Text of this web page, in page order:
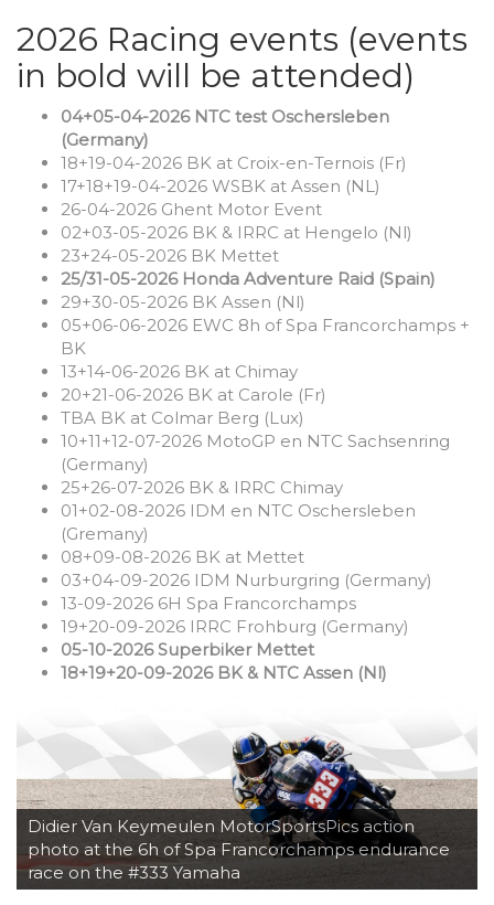
2026 Racing events (events
in bold will be attended)
04+05-04-2026 NTC test Oschersleben
(Germany)
18+19-04-2026 BK at Croix-en-Ternois (Fr)
17+18+19-04-2026 WSBK at Assen (NL)
26-04-2026 Ghent Motor Event
02+03-05-2026 BK & IRRC at Hengelo (Nl)
23+24-05-2026 BK Mettet
25/31-05-2026 Honda Adventure Raid (Spain)
29+30-05-2026 BK Assen (Nl)
05+06-06-2026 EWC 8h of Spa Francorchamps +
BK
13+14-06-2026 BK at Chimay
20+21-06-2026 BK at Carole (Fr)
TBA BK at Colmar Berg (Lux)
10+11+12-07-2026 MotoGP en NTC Sachsenring
(Germany)
25+26-07-2026 BK & IRRC Chimay
01+02-08-2026 IDM en NTC Oschersleben
(Gremany)
08+09-08-2026 BK at Mettet
03+04-09-2026 IDM Nurburgring (Germany)
13-09-2026 6H Spa Francorchamps
19+20-09-2026 IRRC Frohburg (Germany)
05-10-2026 Superbiker Mettet
18+19+20-09-2026 BK & NTC Assen (Nl)
Didier Van Keymeulen MotorSportsPics action
photo at the 6h of Spa Francorchamps endurance
race on the #333 Yamaha